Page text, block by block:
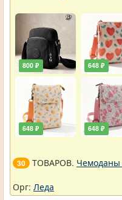
800 ₽
648 ₽
648 ₽
648 ₽
30 ТОВАРОВ. Чемоданы
Орг: Леда